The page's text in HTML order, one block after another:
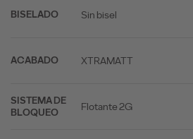
BISELADO Sin bisel
ACABADO XTRAMATT
SISTEMA DE
BLOQUEO
Flotante 2G